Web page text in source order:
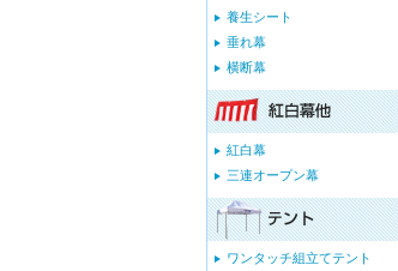
養生シート
垂れ幕
横断幕
紅白幕
三連オープン幕
ワンタッチ組立てテント